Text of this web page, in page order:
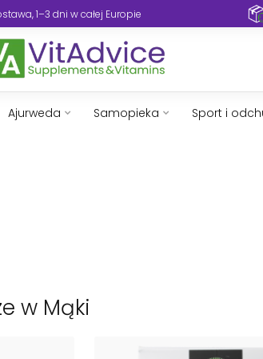
suplementów i witamin
Ajurweda Samopieka Sport i
w Mąki